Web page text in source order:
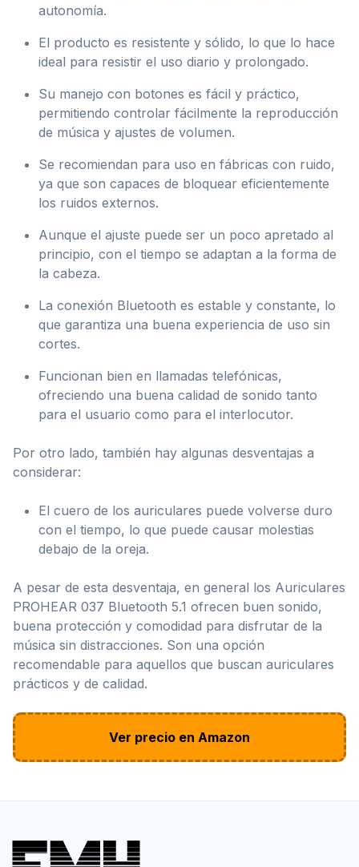
autonomía.
El producto es resistente y sólido, lo que lo hace
ideal para resistir el uso diario y prolongado.
Su manejo con botones es fácil y práctico,
permitiendo controlar fácilmente la reproducción
de música y ajustes de volumen.
Se recomiendan para uso en fábricas con ruido,
ya que son capaces de bloquear eficientemente
los ruidos externos.
Aunque el ajuste puede ser un poco apretado al
principio, con el tiempo se adaptan a la forma de
la cabeza.
La conexión Bluetooth es estable y constante, lo
que garantiza una buena experiencia de uso sin
cortes.
Funcionan bien en llamadas telefónicas,
ofreciendo una buena calidad de sonido tanto
para el usuario como para el interlocutor.
Por otro lado, también hay algunas desventajas a
considerar:
El cuero de los auriculares puede volverse duro
con el tiempo, lo que puede causar molestias
debajo de la oreja.
A pesar de esta desventaja, en general los Auriculares
PROHEAR 037 Bluetooth 5.1 ofrecen buen sonido,
buena protección y comodidad para disfrutar de la
música sin distracciones. Son una opción
recomendable para aquellos que buscan auriculares
prácticos y de calidad.
Ver precio en Amazon